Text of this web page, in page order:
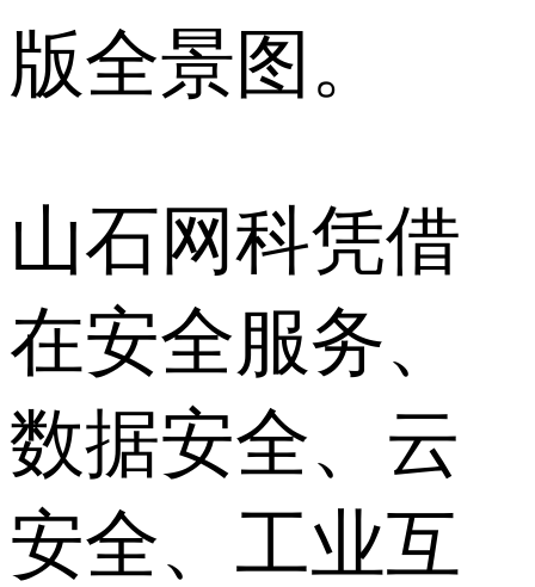
版全景图。
山石网科凭借
在安全服务、
数据安全、云
安全、工业互